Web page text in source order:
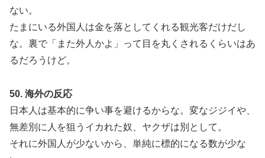
ない。
たまにいる外国人は金を落としてくれる観光客だけだし
な。裏で「また外人かよ」って目を丸くされるくらいはあ
るだろうけど。
50. 海外の反応
日本人は基本的に争い事を避けるからな。変なジジイや、
無差別に人を狙うイカれた奴、ヤクザは別として。
それに外国人が少ないから、単純に標的になる数が少な